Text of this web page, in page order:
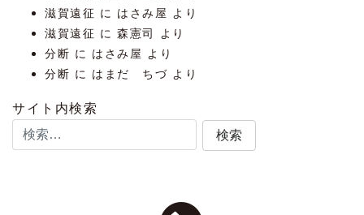
滋賀遠征 に はさみ屋 より
滋賀遠征 に森憲司
より
分断 に はさみ屋 より
分断 に はまだ ちづ より
サイト内検索